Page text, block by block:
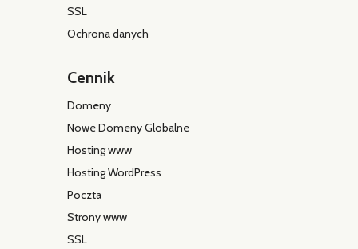
SSL
Ochrona danych
Cennik
Domeny
Nowe Domeny Globalne
Hosting www
Hosting WordPress
Poczta
Strony www
SSL